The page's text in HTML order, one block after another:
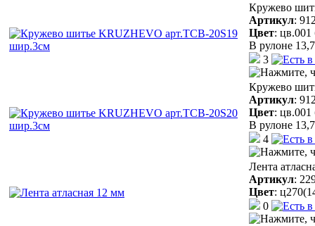
Кружево
Артикул:
Цвет: цв.001
В рулоне
3
Кружево
Артикул:
Цвет: цв.001
В рулоне
4
Лента
Артикул:
Цвет:
0